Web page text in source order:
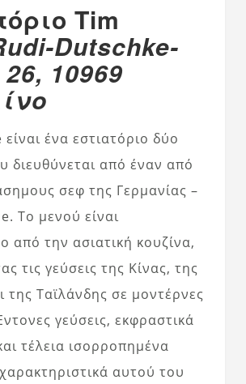
Tim
Dutschke-
10969
ένα εστιατόριο δύο
διευθύνεται από έναν από
σεφ της Γερμανίας –
Το μενού είναι
από την ασιατική κουζίνα,
τις γεύσεις της Κίνας, της
της Ταϊλάνδης σε μοντέρνες
γεύσεις, εκφραστικά
τέλεια ισορροπημένα
αυτού του